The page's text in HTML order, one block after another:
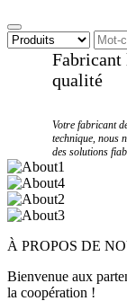
Fabricant
qualité
Votre fabricant
technique, nous
des solutions
À PROPOS DE
Bienvenue aux
la coopération !